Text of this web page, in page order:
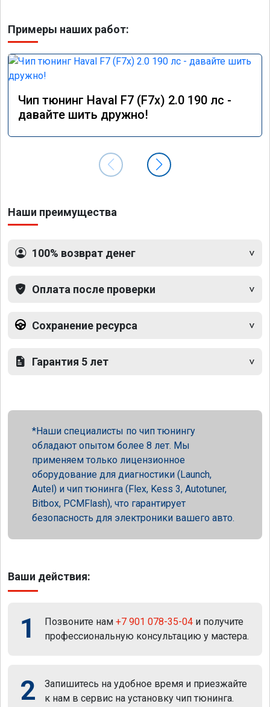
Примеры наших работ:
Чип тюнинг Haval F7 (F7x) 2.0 190 лс -
давайте шить дружно!
Наши преимущества
100% возврат денег
Оплата после проверки
Сохранение ресурса
Гарантия 5 лет
Наши специалисты по чип тюнингу
обладают опытом более 8 лет. Мы
применяем только лицензионное
оборудование для диагностики (Launch,
Autel) и чип тюнинга (Flex, Kess 3, Autotuner,
Bitbox, PCMFlash), что гарантирует
безопасность для электроники вашего авто.
Ваши действия:
1 Позвоните нам +7 901 078-35-04 и получите
профессиональную консультацию у мастера.
2
Запишитесь на удобное время и приезжайте
к нам в сервис на установку чип тюнинга.